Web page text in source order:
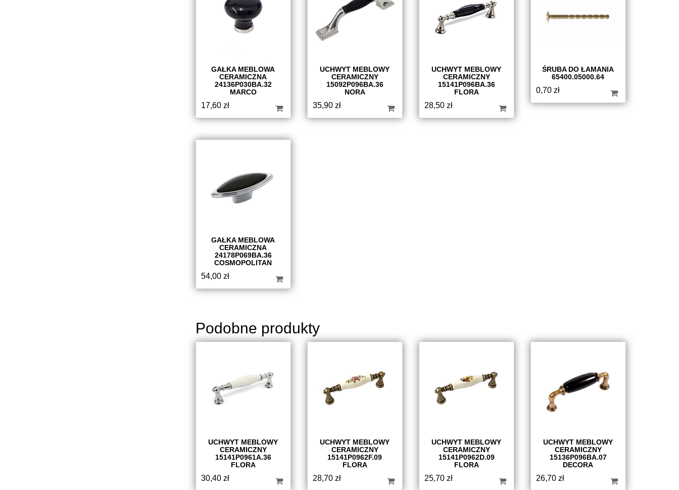
GAŁKA MEBLOWA
CERAMICZNA
24136P030BA.32
MARCO
17,60 zł
UCHWYT MEBLOWY
CERAMICZNY
15092P096BA.36
NORA
35,90 zł
UCHWYT MEBLOWY
CERAMICZNY
15141P096BA.36
FLORA
28,50 zł
ŚRUBA DO ŁAMANIA
65400.05000.64
0,70 zł
GAŁKA MEBLOWA
CERAMICZNA
24178P069BA.36
COSMOPOLITAN
54,00 zł
Podobne produkty
UCHWYT MEBLOWY
CERAMICZNY
15141P0961A.36
FLORA
30,40 zł
UCHWYT MEBLOWY
CERAMICZNY
15141P0962F.09
FLORA
28,70 zł
UCHWYT MEBLOWY
CERAMICZNY
15141P0962D.09
FLORA
25,70 zł
UCHWYT MEBLOWY
CERAMICZNY
15136P096BA.07
DECORA
26,70 zł